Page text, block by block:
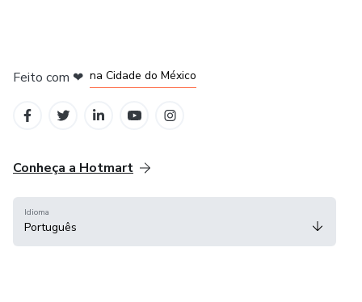
Feito com ❤ na Cidade do México
Conheça a Hotmart
Idioma
Português